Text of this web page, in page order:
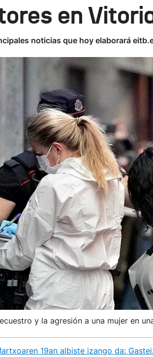
en
noticias que hoy elaborará
y la agresión a una mujer en
19an albiste izango da: